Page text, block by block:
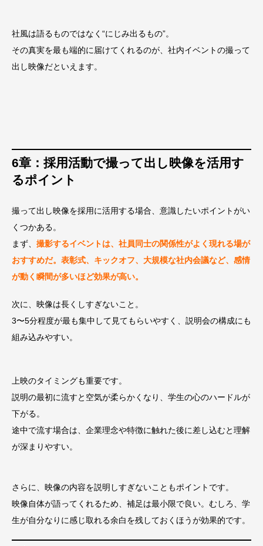
社風は語るものではなく“にじみ出るもの”。
その真実を最も端的に届けてくれるのが、社内イベントの撮って
出し映像だといえます。
6章：採用活動で撮って出し映像を活用す
るポイント
撮って出し映像を採用に活用する場合、意識したいポイントがい
くつかある。
まず、 撮影するイベントは、社員同士の関係性がよく現れる場が
おすすめだ。表彰式、キックオフ、大規模な社内会議など、感情
が動く瞬間が多いほど効果が高い。
次に、映像は長くしすぎないこと。
3〜5分程度が最も集中して見てもらいやすく、説明会の構成にも
組み込みやすい。
上映のタイミングも重要です。
説明の最初に流すと空気が柔らかくなり、学生の心のハードルが
下がる。
途中で流す場合は、企業理念や特徴に触れた後に差し込むと理解
が深まりやすい。
さらに、映像の内容を説明しすぎないこともポイントです。
映像自体が語ってくれるため、補足は最小限で良い。むしろ、学
生が自分なりに感じ取れる余白を残しておくほうが効果的です。